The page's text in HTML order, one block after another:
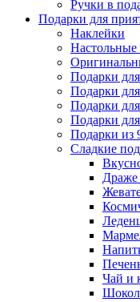
Ручки в
Подарки для
Наклейки
Настольные
Подарки
Подарки
Подарки
Подарки для
Подарки из
Сладкие
Драже
Чай и